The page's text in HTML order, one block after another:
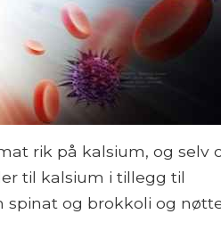
rik på kalsium, og selv
til kalsium i tillegg til
og brokkoli og